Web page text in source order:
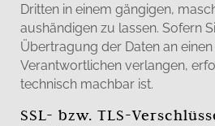
Dritten in einem gängigen,
aushändigen zu lassen. Sofern
Übertragung der Daten an
Verantwortlichen verlangen,
technisch machbar ist.
SSL- bzw. TLS-